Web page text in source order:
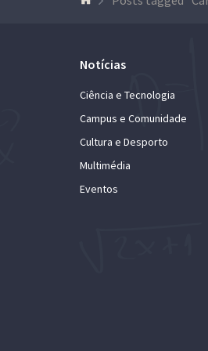
Notícias
Ciência e Tecnologia
Campus e Comunidade
Cultura e Desporto
Multimédia
Eventos